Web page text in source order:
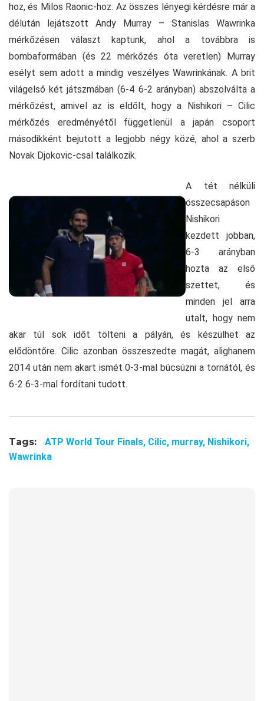
hoz, és Milos Raonic-hoz. Az összes lényegi kérdésre már a
délután lejátszott Andy Murray – Stanislas Wawrinka
mérkőzésen választ kaptunk, ahol a továbbra is
bombaformában (és 22 mérkőzés óta veretlen) Murray
esélyt sem adott a mindig veszélyes Wawrinkának. A brit
világelső két játszmában (6-4 6-2 arányban) abszolválta a
mérkőzést, amivel az is eldőlt, hogy a Nishikori – Cilic
mérkőzés eredményétől függetlenül a japán csoport
másodikként bejutott a legjobb négy közé, ahol a szerb
Novak Djokovic-csal találkozik.
A tét nélküli
összecsapáson
Nishikori
kezdett jobban,
6-3 arányban
hozta az első
szettet, és
minden jel arra
utalt, hogy nem
akar túl sok időt tölteni a pályán, és készülhet az
elődöntőre. Cilic azonban összeszedte magát, alighanem
2014 után nem akart ismét 0-3-mal búcsúzni a tornától, és
6-2 6-3-mal fordítani tudott.
Tags: ATP World Tour Finals, Cilic, murray, Nishikori,
Wawrinka